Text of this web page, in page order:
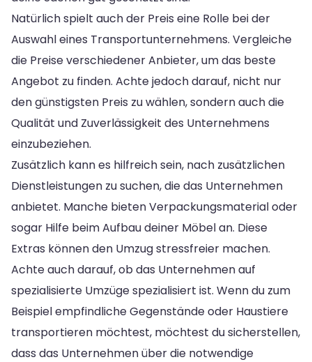
Natürlich spielt auch der Preis eine Rolle bei der
Auswahl eines Transportunternehmens. Vergleiche
die Preise verschiedener Anbieter, um das beste
Angebot zu finden. Achte jedoch darauf, nicht nur
den günstigsten Preis zu wählen, sondern auch die
Qualität und Zuverlässigkeit des Unternehmens
einzubeziehen.
Zusätzlich kann es hilfreich sein, nach zusätzlichen
Dienstleistungen zu suchen, die das Unternehmen
anbietet. Manche bieten Verpackungsmaterial oder
sogar Hilfe beim Aufbau deiner Möbel an. Diese
Extras können den Umzug stressfreier machen.
Achte auch darauf, ob das Unternehmen auf
spezialisierte Umzüge spezialisiert ist. Wenn du zum
Beispiel empfindliche Gegenstände oder Haustiere
transportieren möchtest, möchtest du sicherstellen,
dass das Unternehmen über die notwendige